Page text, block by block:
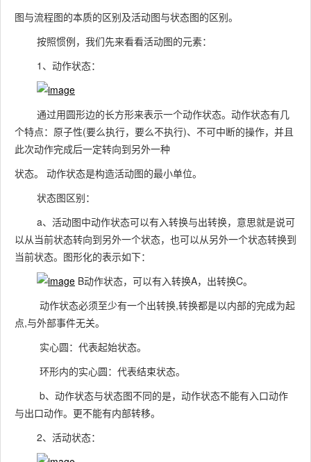
图与流程图的本质的区别及活动图与状态图的区别。
按照惯例，我们先来看看活动图的元素：
1、动作状态：
通过用圆形边的长方形来表示一个动作状态。动作状态有几
个特点：原子性(要么执行，要么不执行)、不可中断的操作，并且
此次动作完成后一定转向到另外一种
状态。 动作状态是构造活动图的最小单位。
状态图区别：
a、活动图中动作状态可以有入转换与出转换，意思就是说可
以从当前状态转向到另外一个状态，也可以从另外一个状态转换到
当前状态。图形化的表示如下：
B动作状态，可以有入转换A，出转换C。
动作状态必须至少有一个出转换,转换都是以内部的完成为起
点,与外部事件无关。
实心圆：代表起始状态。
环形内的实心圆：代表结束状态。
b、动作状态与状态图不同的是，动作状态不能有入口动作
与出口动作。更不能有内部转移。
2、活动状态：